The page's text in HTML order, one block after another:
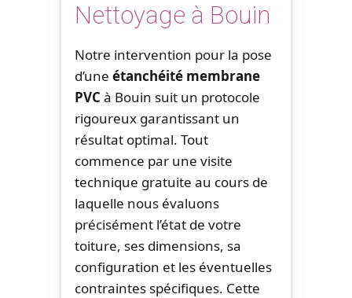
Nettoyage à Bouin
Notre intervention pour la pose
d’une étanchéité membrane
PVC à Bouin suit un protocole
rigoureux garantissant un
résultat optimal. Tout
commence par une visite
technique gratuite au cours de
laquelle nous évaluons
précisément l’état de votre
toiture, ses dimensions, sa
configuration et les éventuelles
contraintes spécifiques. Cette